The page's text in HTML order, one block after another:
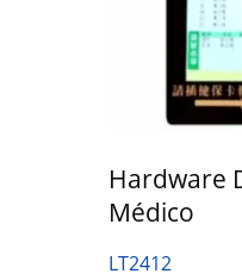
Hardware
Médico
LT2412